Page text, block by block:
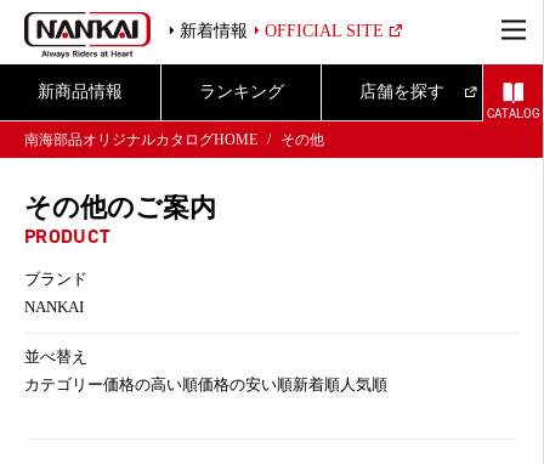
新着情報 OFFICIAL SITE
新商品情報 ランキング 店舗を探す
CATALOG
南海部品オリジナルカタログHOME
その他
その他のご案内
PRODUCT
ブランド
NANKAI
並べ替え
カテゴリー価格の高い順価格の安い順新着順人気順